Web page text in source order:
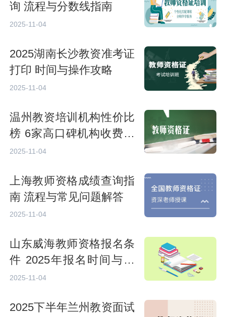
询 流程与分数线指南
2025-11-04
2025湖南长沙教资准考证
打印 时间与操作攻略
2025-11-04
温州教资培训机构性价比
榜 6家高口碑机构收费明
细
2025-11-04
上海教师资格成绩查询指
南 流程与常见问题解答
2025-11-04
山东威海教师资格报名条
件 2025年报名时间与入
口说明
2025-11-04
2025下半年兰州教资面试